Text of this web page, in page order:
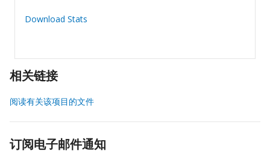
Download Stats
相关链接
阅读有关该项目的文件
订阅电子邮件通知